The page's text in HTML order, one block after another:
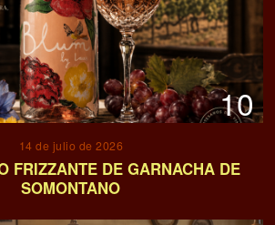
10
14 de julio de 2026
FRIZZANTE DE GARNACHA DE
SOMONTANO